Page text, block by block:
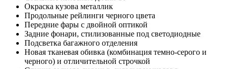
Окраска кузова металлик
Продольные рейлинги черного цвета
Передние фары с двойной оптикой
Задние фонари, стилизованные под светодиодные
Подсветка багажного отделения
Новая тканевая обивка (комбинация темно-серого и
черного) и отличительной строчкой